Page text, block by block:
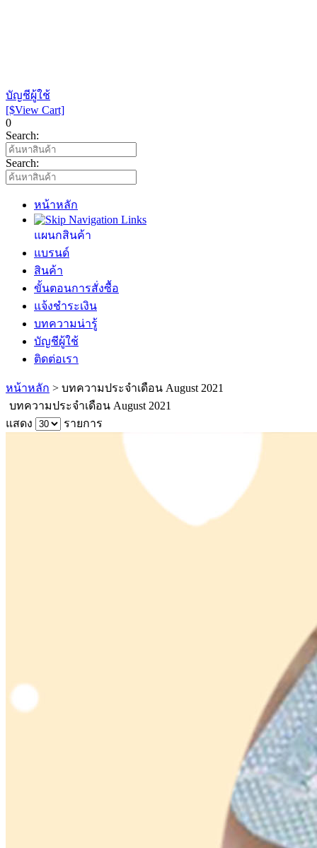
บัญชีผู้ใช้
[$View Cart]
0
Search:
Search:
หน้าหลัก
แผนกสินค้า
แบรนด์
สินค้า
ขั้นตอนการสั่งซื้อ
แจ้งชำระเงิน
บทความน่ารู้
บัญชีผู้ใช้
ติดต่อเรา
หน้าหลัก > บทความประจำเดือน August 2021
บทความประจำเดือน August 2021
แสดง
รายการ